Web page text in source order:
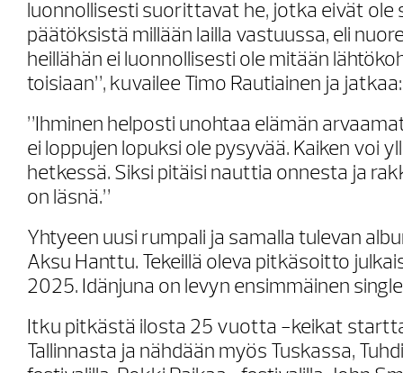
luonnollisesti suorittavat he, jotka eivät
päätöksistä millään lailla vastuussa, eli
heillähän ei luonnollisesti ole mitään
toisiaan”, kuvailee Timo Rautiainen ja jatkaa:
”Ihminen helposti unohtaa elämän
ei loppujen lopuksi ole pysyvää. Kaiken voi
hetkessä. Siksi pitäisi nauttia onnesta ja
on läsnä.”
Yhtyeen uusi rumpali ja samalla tulevan
Aksu Hanttu. Tekeillä oleva pitkäsoitto
2025. Idänjuna on levyn ensimmäinen
Itku pitkästä ilosta 25 vuotta -keikat
Tallinnasta ja nähdään myös Tuskassa,